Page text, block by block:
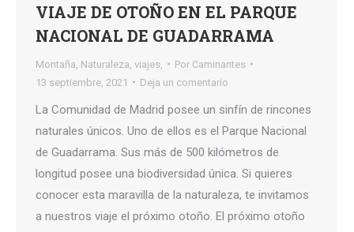
VIAJE DE OTOÑO EN EL PARQUE
NACIONAL DE GUADARRAMA
Montaña Naturaleza viajes, Por Caminantes
13 septiembre, 2021
Deja un comentario
La Comunidad de Madrid posee un sinfín de rincones
naturales únicos. Uno de ellos es el Parque Nacional
de Guadarrama. Sus más de 500 kilómetros de
longitud posee una biodiversidad única. Si quieres
conocer esta maravilla de la naturaleza, te invitamos
a nuestros viaje el próximo otoño. El próximo otoño